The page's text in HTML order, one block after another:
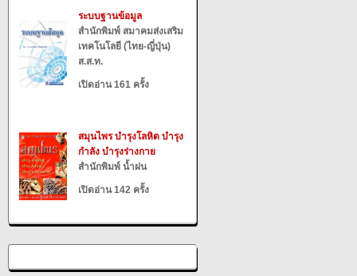
ระบบฐานข้อมูล
สำนักพิมพ์ สมาคมส่งเสริม
เทคโนโลยี (ไทย-ญี่ปุ่น)
ส.ส.ท.
เปิดอ่าน 161 ครั้ง
สมุนไพร บำรุงโลหิต บำรุง
กำลัง บำรุงร่างกาย
สำนักพิมพ์ น้ำฝน
เปิดอ่าน 142 ครั้ง